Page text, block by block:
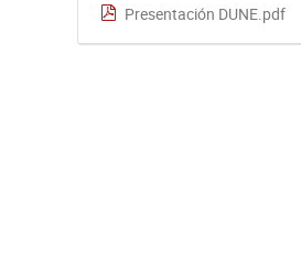
Presentación DUNE.pdf